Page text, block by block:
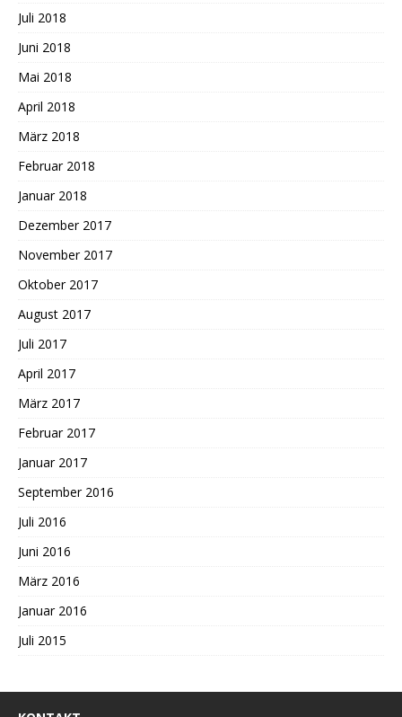
Juli 2018
Juni 2018
Mai 2018
April 2018
März 2018
Februar 2018
Januar 2018
Dezember 2017
November 2017
Oktober 2017
August 2017
Juli 2017
April 2017
März 2017
Februar 2017
Januar 2017
September 2016
Juli 2016
Juni 2016
März 2016
Januar 2016
Juli 2015